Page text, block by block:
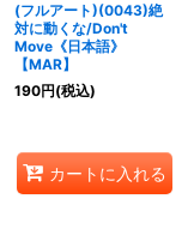
(フルアート)(0043)絶
対に動くな/Don't
Move《日本語》
【MAR】
190円(税込)
カートに入れる